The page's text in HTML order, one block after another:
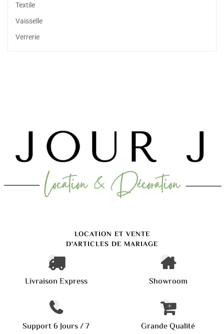
Textile
Vaisselle
Verrerie
LOCATION ET VENTE
D'ARTICLES DE MARIAGE
Livraison Express Showroom
Support 6 Jours / 7 Grande Qualité